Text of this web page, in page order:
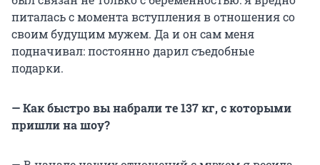
питалась с момента вступления в отношения со
своим будущим мужем. Да и он сам меня
подначивал: постоянно дарил съедобные
подарки.
— Как быстро вы набрали те 137 кг, с которыми
пришли на шоу?